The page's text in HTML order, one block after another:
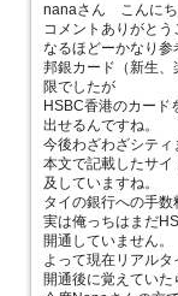
nanaさん こんに
コメントありがとう
なるほどーかなり参
邦銀カード（新生
限でしたが
HSBC香港のカード
出せるんですね。
今後わざわざシテ
本文で記載したサ
及していますね。
タイの銀行への手
実は俺っちはまだ
開通していません。
よって現在リアルタ
開通後に覚えていた